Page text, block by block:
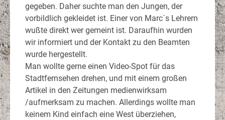
gegeben. Daher suchte man den Jungen, der
vorbildlich gekleidet ist. Einer von Marc´s Lehrern
wußte direkt wer gemeint ist. Daraufhin wurden
wir informiert und der Kontakt zu den Beamten
wurde hergestellt.
Man wollte gerne einen Video-Spot für das
Stadtfernsehen drehen, und mit einem großen
Artikel in den Zeitungen medienwirksam
/aufmerksam zu machen. Allerdings wollte man
keinem Kind einfach eine West überziehen,